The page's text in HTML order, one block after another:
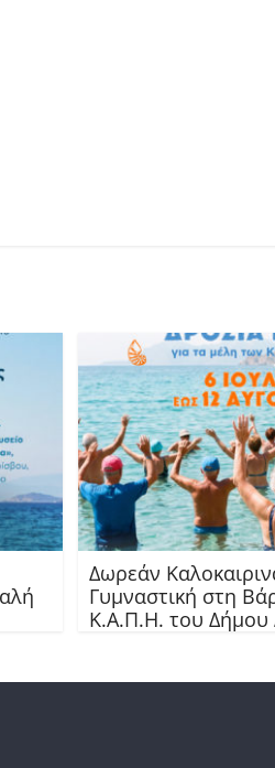
Δωρεάν
Γυμναστική στη
Κ.Α.Π.Η. του Δήμου